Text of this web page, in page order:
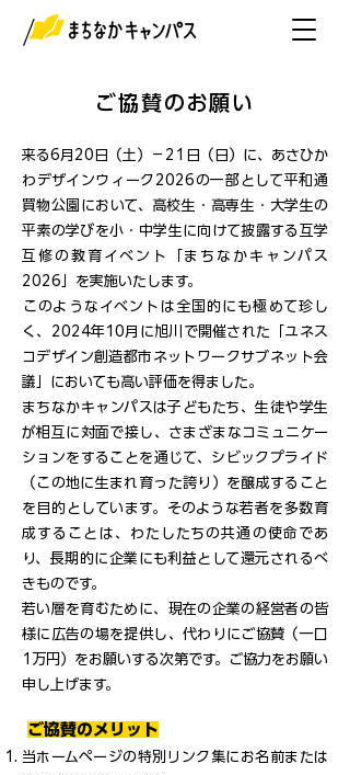
ご協賛のお願い
来る6月20日（土）－21日（日）に、あさひか
わデザインウィーク2026の一部として平和通
買物公園において、高校生・高専生・大学生の
平素の学びを小・中学生に向けて披露する互学
互修の教育イベント「まちなかキャンパス
2026」を実施いたします。
​このようなイベントは全国的にも極めて珍し
く、2024年10月に旭川で開催された「ユネス
コデザイン創造都市ネットワークサブネット会
議」においても高い評価を得ました。
まちなかキャンパスは子どもたち、生徒や学生
が相互に対面で接し、さまざまなコミュニケー
ションをすることを通じて、シビックプライド
（この地に生まれ育った誇り）を醸成すること
を目的としています。そのような若者を多数育
成することは、わたしたちの共通の使命であ
り、長期的に企業にも利益として還元されるべ
きものです。
若い層を育むために、現在の企業の経営者の皆
様に広告の場を提供し、代わりにご協賛（一口
1万円）をお願いする次第です。ご協力をお願い
申し上げます。
ご協賛のメリット
当ホームページの特別リンク集にお名前または